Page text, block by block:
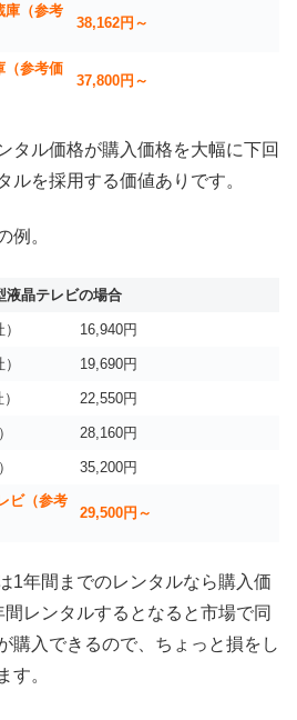
庫（参考
38,162円～
（参考価
37,800円～
タル価格が購入価格を大幅に下回
ルを採用する価値ありです。
例。
液晶テレビの場合
16,940円
19,690円
22,550円
28,160円
35,200円
ビ（参考
29,500円～
1年間までのレンタルなら購入価
レンタルするとなると市場で同
購入できるので、ちょっと損をし
す。